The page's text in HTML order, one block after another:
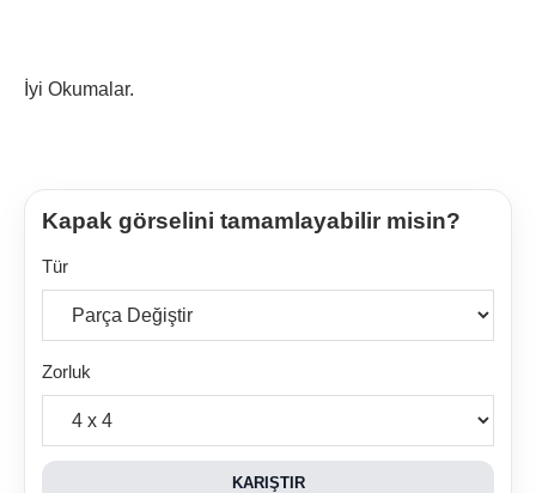
İyi Okumalar.
Kapak görselini tamamlayabilir misin?
Tür
Zorluk
KARIŞTIR